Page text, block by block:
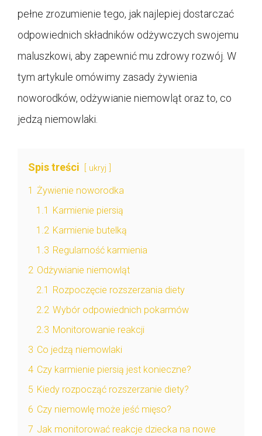
pełne zrozumienie tego, jak najlepiej dostarczać
odpowiednich składników odżywczych swojemu
maluszkowi, aby zapewnić mu zdrowy rozwój. W
tym artykule omówimy zasady żywienia
noworodków, odżywianie niemowląt oraz to, co
jedzą niemowlaki.
Spis treści ukryj
1 Żywienie noworodka
1.1
Karmienie piersią
1.2 Karmienie butelką
1.3 Regularność karmienia
2 Odżywianie niemowląt
2.1
Rozpoczęcie rozszerzania diety
2.2 Wybór odpowiednich pokarmów
2.3 Monitorowanie reakcji
3 Co jedzą niemowlaki
4 Czy karmienie piersią jest konieczne?
5 Kiedy rozpocząć rozszerzanie diety?
6 Czy niemowlę może jeść mięso?
7 Jak monitorować reakcje dziecka na nowe